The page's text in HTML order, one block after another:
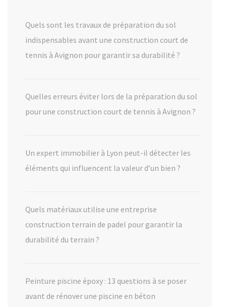
Quels sont les travaux de préparation du sol
indispensables avant une construction court de
tennis à Avignon pour garantir sa durabilité ?
Quelles erreurs éviter lors de la préparation du sol
pour une construction court de tennis à Avignon ?
Un expert immobilier à Lyon peut-il détecter les
éléments qui influencent la valeur d’un bien ?
Quels matériaux utilise une entreprise
construction terrain de padel pour garantir la
durabilité du terrain ?
Peinture piscine époxy : 13 questions à se poser
avant de rénover une piscine en béton